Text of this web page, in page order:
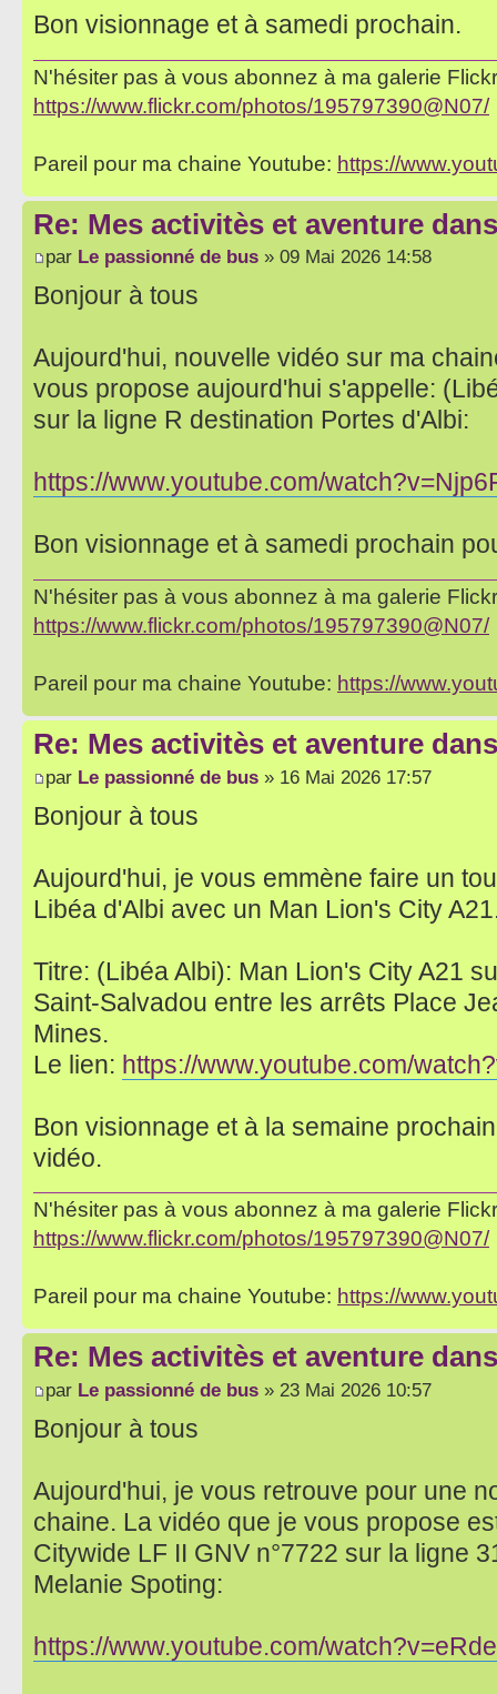
Bon visionnage et à samedi prochain.
N'hésiter pas à vous abonnez à ma galerie
https://www.flickr.com/photos/195797390@N07/
Pareil pour ma chaine Youtube: https://
Re: Mes activitès et aventure
par Le passionné de bus » 09 Mai 2026 14:58
Bonjour à tous
Aujourd'hui, nouvelle vidéo sur ma
vous propose aujourd'hui s'appelle:
sur la ligne R destination Portes d'Albi:
https://www.youtube.com/
Bon visionnage et à samedi prochain
N'hésiter pas à vous abonnez à ma galerie
https://www.flickr.com/photos/195797390@N07/
Pareil pour ma chaine Youtube: https://
Re: Mes activitès et aventure
par Le passionné de bus » 16 Mai 2026 17:57
Bonjour à tous
Aujourd'hui, je vous emmène faire un
Libéa d'Albi avec un Man Lion's City
Titre: (Libéa Albi): Man Lion's City A21
Saint-Salvadou entre les arrêts Place
Mines.
Le lien: https://www.youtube.com/
Bon visionnage et à la semaine
vidéo.
N'hésiter pas à vous abonnez à ma galerie
https://www.flickr.com/photos/195797390@N07/
Pareil pour ma chaine Youtube: https://
Re: Mes activitès et aventure
par Le passionné de bus » 23 Mai 2026 10:57
Bonjour à tous
Aujourd'hui, je vous retrouve pour une
chaine. La vidéo que je vous propose
Citywide LF II GNV n°7722 sur la ligne
Melanie Spoting:
https://www.youtube.com/